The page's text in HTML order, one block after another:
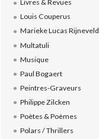
Livres & Revues
Louis Couperus
Marieke Lucas Rijneveld
Multatuli
Musique
Paul Bogaert
Peintres-Graveurs
Philippe Zilcken
Poètes & Poèmes
Polars / Thrillers